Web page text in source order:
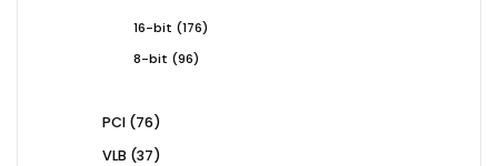
16-bit 176176
8-bit
9696
PCI 7676
VLB 3737